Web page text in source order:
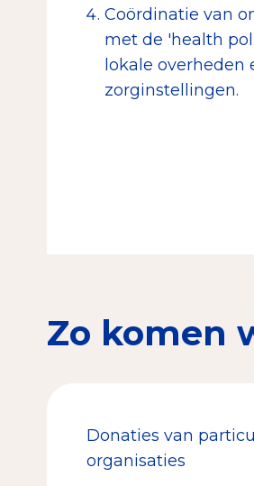
Coördinatie van
met de 'health
lokale overheden
zorginstellingen.
Zo komen
Donaties van
organisaties